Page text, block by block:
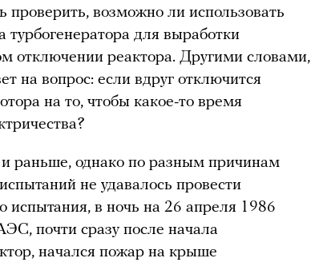
проверить, возможно ли использовать
турбогенератора для выработки
отключении реактора. Другими словами,
на вопрос: если вдруг отключится
на то, чтобы какое-то время
раньше, однако по разным причинам
не удавалось провести
испытания, в ночь на 26 апреля 1986
почти сразу после начала
начался пожар на крыше